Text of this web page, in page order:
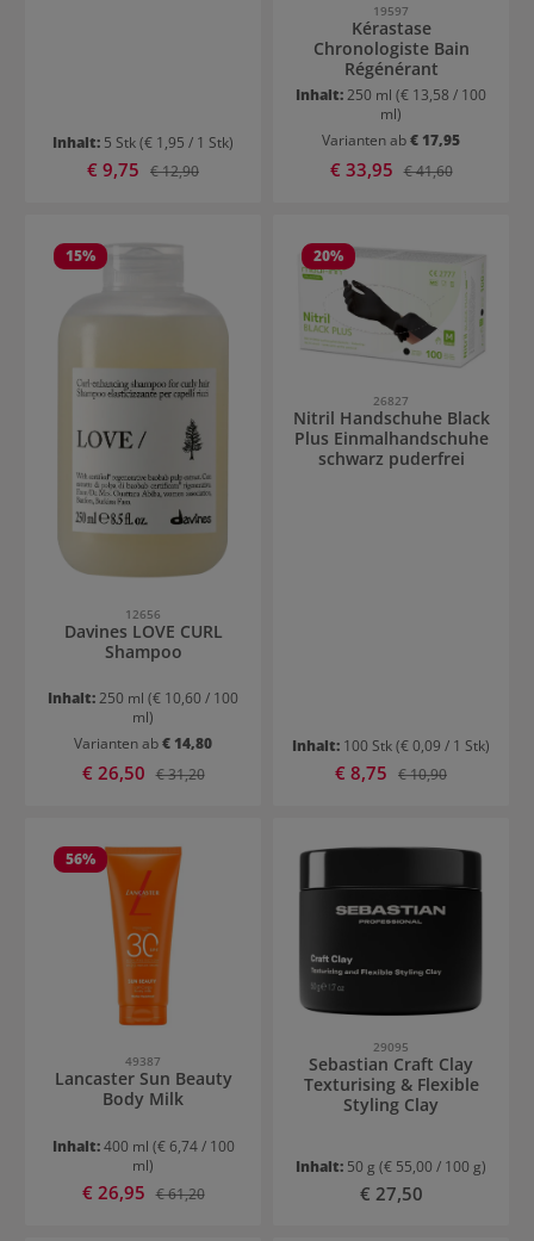
Inhalt: 5 Stk(€ 1,95 / 1 Stk)
Verkaufspreis:
€ 9,75 Regulärer Preis:
€ 12,90
19597
Kérastase
Chronologiste Bain
Régénérant
Inhalt:250 ml (€ 13,58 / 100
ml)
Varianten ab€ 17,95
Verkaufspreis:
€ 33,95 Regulärer Preis:
€ 41,60
15%
12656
Davines LOVE CURL
Shampoo
Inhalt:250 ml (€ 10,60 / 100
ml)
Varianten ab€ 14,80
Verkaufspreis:
€ 26,50 Regulärer Preis:
€ 31,20
20%
26827
Nitril Handschuhe Black
Plus Einmalhandschuhe
schwarz puderfrei
Inhalt: 100 Stk(€ 0,09 / 1 Stk)
Verkaufspreis:
€ 8,75 Regulärer Preis:
€ 10,90
56%
49387
Lancaster Sun Beauty
Body Milk
Inhalt:400 ml (€ 6,74 / 100
ml)
Verkaufspreis:
€ 26,95 Regulärer Preis:
€ 61,20
29095
Sebastian Craft Clay
Texturising & Flexible
Styling Clay
Inhalt: 50 g (€ 55,00 / 100 g)
Regulärer Preis:
€ 27,50